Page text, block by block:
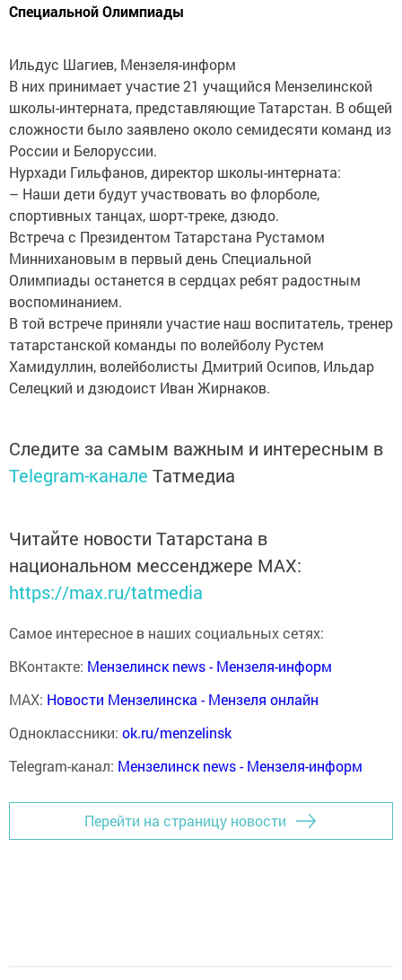
Специальной Олимпиады
Ильдус Шагиев, Мензеля-информ
В них принимает участие 21 учащийся Мензелинской
школы-интерната, представляющие Татарстан. В общей
сложности было заявлено около семидесяти команд из
России и Белоруссии.
Нурхади Гильфанов, директор школы-интерната:
– Наши дети будут участвовать во флорболе,
спортивных танцах, шорт-треке, дзюдо.
Встреча с Президентом Татарстана Рустамом
Миннихановым в первый день Специальной
Олимпиады останется в сердцах ребят радостным
воспоминанием.
В той встрече приняли участие наш воспитатель, тренер
татарстанской команды по волейболу Рустем
Хамидуллин, волейболисты Дмитрий Осипов, Ильдар
Селецкий и дзюдоист Иван Жирнаков.
Следите за самым важным и интересным в
Telegram-канале Татмедиа
Читайте новости Татарстана в
национальном мессенджере MАХ:
https://max.ru/tatmedia
Самое интересное в наших социальных сетях:
ВКонтакте: Мензелинск news - Мензеля-информ
MAX: Новости Мензелинска - Мензеля онлайн
Одноклассники: ok.ru/menzelinsk
Telegram-канал: Мензелинск news - Мензеля-информ
Перейти на страницу новости